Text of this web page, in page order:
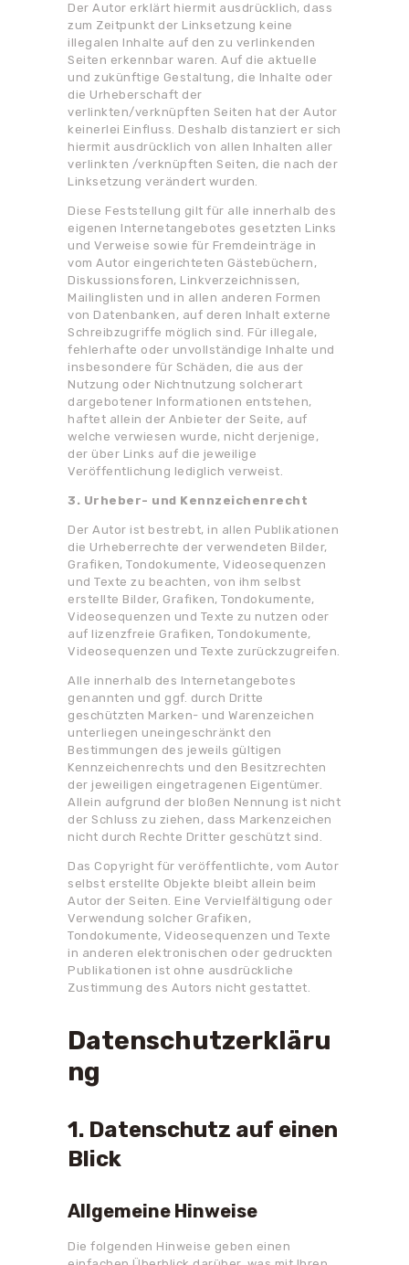
Der Autor erklärt hiermit ausdrücklich, dass
zum Zeitpunkt der Linksetzung keine
illegalen Inhalte auf den zu verlinkenden
Seiten erkennbar waren. Auf die aktuelle
und zukünftige Gestaltung, die Inhalte oder
die Urheberschaft der
verlinkten/verknüpften Seiten hat der Autor
keinerlei Einfluss. Deshalb distanziert er sich
hiermit ausdrücklich von allen Inhalten aller
verlinkten /verknüpften Seiten, die nach der
Linksetzung verändert wurden.
Diese Feststellung gilt für alle innerhalb des
eigenen Internetangebotes gesetzten Links
und Verweise sowie für Fremdeinträge in
vom Autor eingerichteten Gästebüchern,
Diskussionsforen, Linkverzeichnissen,
Mailinglisten und in allen anderen Formen
von Datenbanken, auf deren Inhalt externe
Schreibzugriffe möglich sind. Für illegale,
fehlerhafte oder unvollständige Inhalte und
insbesondere für Schäden, die aus der
Nutzung oder Nichtnutzung solcherart
dargebotener Informationen entstehen,
haftet allein der Anbieter der Seite, auf
welche verwiesen wurde, nicht derjenige,
der über Links auf die jeweilige
Veröffentlichung lediglich verweist.
3. Urheber- und Kennzeichenrecht
Der Autor ist bestrebt, in allen Publikationen
die Urheberrechte der verwendeten Bilder,
Grafiken, Tondokumente, Videosequenzen
und Texte zu beachten, von ihm selbst
erstellte Bilder, Grafiken, Tondokumente,
Videosequenzen und Texte zu nutzen oder
auf lizenzfreie Grafiken, Tondokumente,
Videosequenzen und Texte zurückzugreifen.
Alle innerhalb des Internetangebotes
genannten und ggf. durch Dritte
geschützten Marken- und Warenzeichen
unterliegen uneingeschränkt den
Bestimmungen des jeweils gültigen
Kennzeichenrechts und den Besitzrechten
der jeweiligen eingetragenen Eigentümer.
Allein aufgrund der bloßen Nennung ist nicht
der Schluss zu ziehen, dass Markenzeichen
nicht durch Rechte Dritter geschützt sind.
Das Copyright für veröffentlichte, vom Autor
selbst erstellte Objekte bleibt allein beim
Autor der Seiten. Eine Vervielfältigung oder
Verwendung solcher Grafiken,
Tondokumente, Videosequenzen und Texte
in anderen elektronischen oder gedruckten
Publikationen ist ohne ausdrückliche
Zustimmung des Autors nicht gestattet.
Datenschutzerkläru
ng
1. Datenschutz auf einen
Blick
Allgemeine Hinweise
Die folgenden Hinweise geben einen